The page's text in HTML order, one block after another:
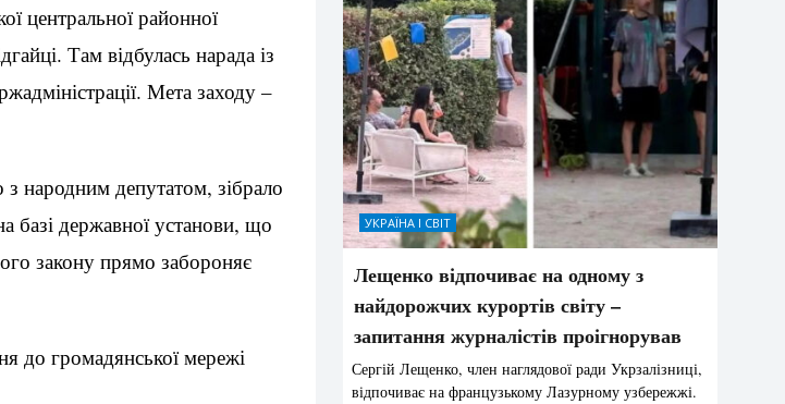
центральної районної
Там відбулась нарада із
Мета заходу –
з народним депутатом, зібрало
базі державної установи, що
закону прямо забороняє
до громадянської мережі
УКРАЇНА І СВІТ
Лещенко відпочиває на одному з
найдорожчих курортів світу –
запитання журналістів проігнорував
Сергій Лещенко, член наглядової ради Укрзалізниці,
відпочиває на французькому Лазурному узбережжі.